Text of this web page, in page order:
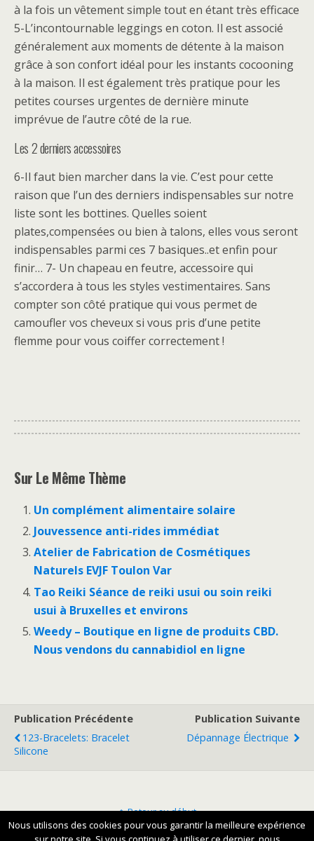
à la fois un vêtement simple tout en étant très efficace
5-L’incontournable leggings en coton. Il est associé
généralement aux moments de détente à la maison
grâce à son confort idéal pour les instants cocooning
à la maison. Il est également très pratique pour les
petites courses urgentes de dernière minute
imprévue de l’autre côté de la rue.
Les 2 derniers accessoires
6-Il faut bien marcher dans la vie. C’est pour cette
raison que l’un des derniers indispensables sur notre
liste sont les bottines. Quelles soient
plates,compensées ou bien à talons, elles vous seront
indispensables parmi ces 7 basiques..et enfin pour
finir… 7- Un chapeau en feutre, accessoire qui
s’accordera à tous les styles vestimentaires. Sans
compter son côté pratique qui vous permet de
camoufler vos cheveux si vous pris d’une petite
flemme pour vous coiffer correctement !
Sur Le Même Thème
Un complément alimentaire solaire
Jouvessence anti-rides immédiat
Atelier de Fabrication de Cosmétiques
Naturels EVJF Toulon Var
Tao Reiki Séance de reiki usui ou soin reiki
usui à Bruxelles et environs
Weedy – Boutique en ligne de produits CBD.
Nous vendons du cannabidiol en ligne
Publication Précédente
123-Bracelets: Bracelet
Silicone
Publication Suivante
Dépannage Électrique
Retour au début
Nous utilisons des cookies pour vous garantir la meilleure expérience